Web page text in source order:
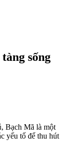
sống
Bạch Mã là một
yếu tố để thu hút